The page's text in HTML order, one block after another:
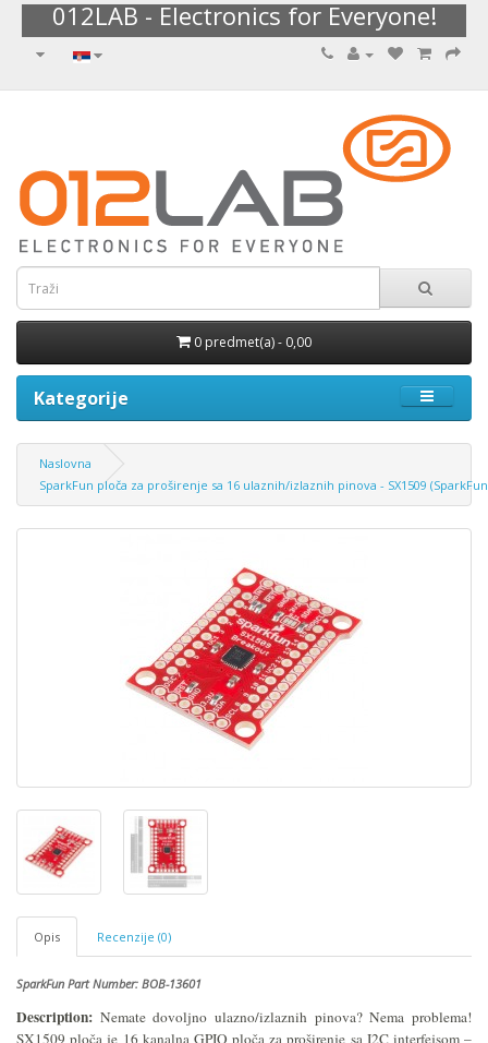
012LAB - Electronics for Everyone!
0 predmet(a) - 0,00
Kategorije
Naslovna
SparkFun ploča za proširenje sa 16 ulaznih/izlaznih pinova - SX1509
Opis Recenzije (0)
SparkFun Part Number: BOB-13601
Description: Nemate dovoljno ulazno/izlaznih pinova? Nema problema!
SX1509 ploča je 16 kanalna GPIO ploča za proširenje sa I2C interfejsom –